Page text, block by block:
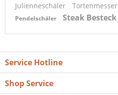
Julienneschäler Tortenmesser
Pendelschäler
Steak Besteck
Service Hotline
Shop Service